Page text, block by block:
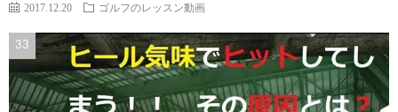
2017.12.20 ゴルフのレッスン動画